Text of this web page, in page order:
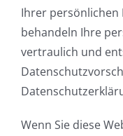
Ihrer persönlichen
behandeln Ihre
vertraulich und
Wenn Sie diese